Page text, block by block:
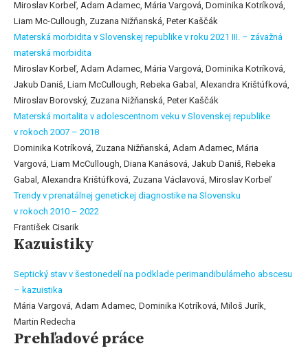
Miroslav Korbeľ, Adam Adamec, Mária Vargová, Dominika Kotríková,
Liam Mc-Cullough, Zuzana Nižňanská, Peter Kaščák
Materská morbidita v Slovenskej republike v roku 2021 III. – závažná
materská morbidita
Miroslav Korbeľ, Adam Adamec, Mária Vargová, Dominika Kotríková,
Jakub Daniš, Liam McCullough, Rebeka Gabal, Alexandra Krištúfková,
Miroslav Borovský, Zuzana Nižňanská, Peter Kaščák
Materská mortalita v adolescentnom veku v Slovenskej republike
v rokoch 2007 – 2018
Dominika Kotríková, Zuzana Nižňanská, Adam Adamec, Mária
Vargová, Liam McCullough, Diana Kanásová, Jakub Daniš, Rebeka
Gabal, Alexandra Krištúfková, Zuzana Václavová, Miroslav Korbeľ
Trendy v prenatálnej genetickej diagnostike na Slovensku
v rokoch 2010 – 2022
František Cisarik
Kazuistiky
Septický stav v šestonedelí na podklade perimandibulárneho abscesu
– kazuistika
Mária Vargová, Adam Adamec, Dominika Kotríková, Miloš Jurík,
Martin Redecha
Prehľadové práce